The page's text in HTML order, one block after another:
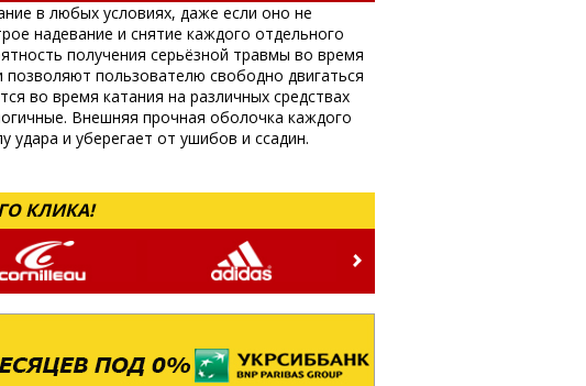
в любых условиях, даже если оно не
надевание и снятие каждого отдельного
получения серьёзной травмы во время
пользователю свободно двигаться
во время катания на различных средствах
Внешняя прочная оболочка каждого
удара и уберегает от ушибов и ссадин.
КЛИКА!